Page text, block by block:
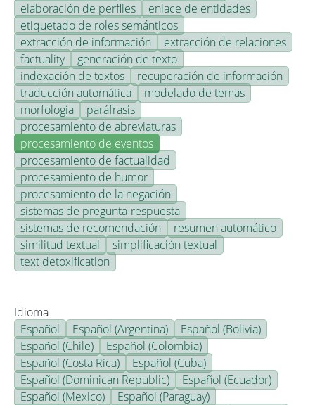
elaboración de perfiles
enlace de entidades
etiquetado de roles semánticos
extracción de información
extracción de relaciones
factuality
generación de texto
indexación de textos
recuperación de información
traducción automática
modelado de temas
morfología
paráfrasis
procesamiento de abreviaturas
procesamiento de eventos
procesamiento de factualidad
procesamiento de humor
procesamiento de la negación
sistemas de pregunta-respuesta
sistemas de recomendación
resumen automático
similitud textual
simplificación textual
text detoxification
Idioma
Español
Español (Argentina)
Español (Bolivia)
Español (Chile)
Español (Colombia)
Español (Costa Rica)
Español (Cuba)
Español (Dominican Republic)
Español (Ecuador)
Español (Mexico)
Español (Paraguay)